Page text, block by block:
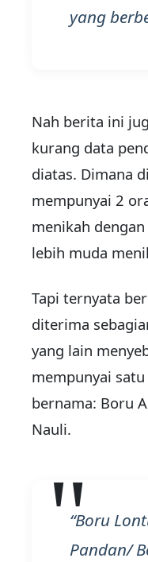
yang
Nah berita ini
kurang data
diatas. Dimana
mempunyai 2
menikah
lebih muda
Tapi ternyata
diterima
yang lain
mempunyai
bernama: Boru
Nauli.
Boru
Pandan/